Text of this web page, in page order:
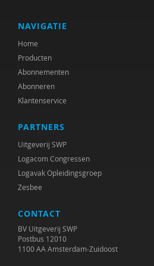
Doret de Ruyter
Stijn Sieckelinck
Elly Singer
Jan Steyaert
Jan van der Ploeg
NAVIGATIE
Home
Producten
Abonnementen
Abonneren
Klantenservice
PARTNERS
Uitgeverij SWP
Logacom Congressen
Logavak Opleidingsgroep
Zesbee
CONTACT
BV Uitgeverij SWP
Postbus 12010
1100 AA Amsterdam-Zuidoost